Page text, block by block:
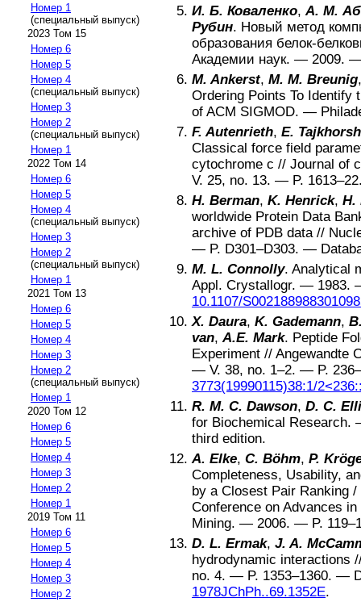
Номер 1
(специальный выпуск)
2023 Том 15
Номер 6
Номер 5
Номер 4
(специальный выпуск)
Номер 3
Номер 2
(специальный выпуск)
Номер 1
2022 Том 14
Номер 6
Номер 5
Номер 4
(специальный выпуск)
Номер 3
Номер 2
(специальный выпуск)
Номер 1
2021 Том 13
Номер 6
Номер 5
Номер 4
Номер 3
Номер 2
(специальный выпуск)
Номер 1
2020 Том 12
Номер 6
Номер 5
Номер 4
Номер 3
Номер 2
Номер 1
2019 Том 11
Номер 6
Номер 5
Номер 4
Номер 3
Номер 2
И. Б. Коваленко,А. М.
Рубин. Новый метод
образования белок-
Академии наук. — 2009.
M. Ankerst, M. M. Breunig
Ordering Points To Identify
of ACM SIGMOD. —
F. Autenrieth, E.
Classical force field
cytochrome c // Journal of
V. 25, no. 13. — P. 1613–22
H. Berman, K. Henrick, H.
worldwide Protein Data
archive of PDB data//
— P. D301–D303. —
M. L. Connolly. Analytical
Appl. Crystallogr. — 1983.
10.1107/
X. Daura, K. Gademann,
van,A.E. Mark. Peptide
Experiment // Angewandte
— V. 38, no. 1–2. — P.
3773(19990115)38:1/
R. M. C. Dawson, D. C.
for Biochemical Research.
third edition.
A. Elke, C. Böhm, P.
Completeness, Usability,
by a Closest Pair Ranking /
Conference on Advances
Mining. — 2006. — P.
D. L. Ermak, J. A.
hydrodynamic interactions
no. 4. — P. 1353–1360. —
1978JChPh..69.1352E.